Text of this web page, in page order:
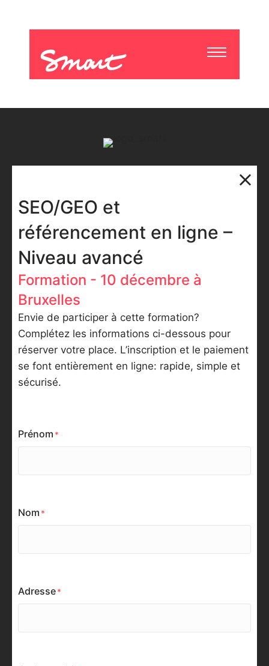
SEO/GEO et
référencement en ligne –
Niveau avancé
Formation - 10 décembre à
Bruxelles
Envie de participer à cette formation?
Complétez les informations ci-dessous pour
réserver votre place. L’inscription et le paiement
se font entièrement en ligne: rapide, simple et
sécurisé.
Prénom
Nom
Adresse